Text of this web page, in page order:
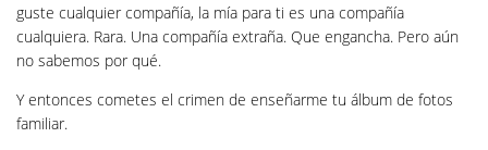
guste cualquier compañía, la mía para ti es una compañía
cualquiera. Rara. Una compañía extraña. Que engancha. Pero aún
no sabemos por qué.
Y entonces cometes el crimen de enseñarme tu álbum de fotos
familiar.